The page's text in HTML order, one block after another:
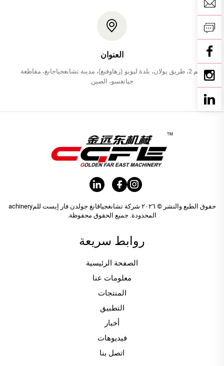
العنوان
رقم 2، طريق يولان، بلدة ليويو (زهاوفنغ)، مدينة تشانغجياجانغ، مقاطعة
جيانغسو، الصين
حقوق الطبع والنشر © ٢٠٢٦ شركة تشانغجياقانغ جولدن فار إيست للمachinery
المحدودة. جميع الحقوق محفوظة.
روابط سريعة
الصفحة الرئيسية
معلومات عنا
المنتجات
التطبيق
أخبار
فيديوهات
اتصل بنا